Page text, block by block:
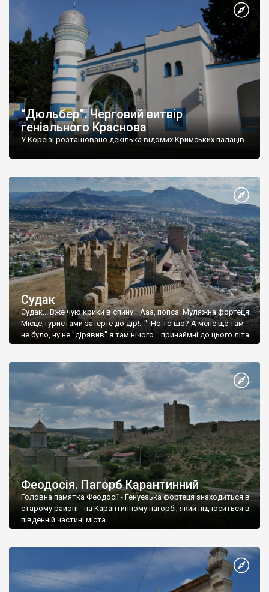
“Дюльбер”. Черговий витвір
геніального Краснова
У Кореїзі розташовано декілька відомих Кримських палаців.
Судак
Судак... Вже чую крики в спину: "Ааа, попса! Муляжна фортеця!
Місце,туристами затерте до дір!..." Но то шо? А мене ще там
не було, ну не "дірявив" я там нічого... принаймні до цього літа.
Феодосія. Пагорб Карантинний
Головна памятка Феодосії - Генуезька фортеця знаходиться в
старому районі - на Карантинному пагорбі, який підноситься в
південній частині міста.